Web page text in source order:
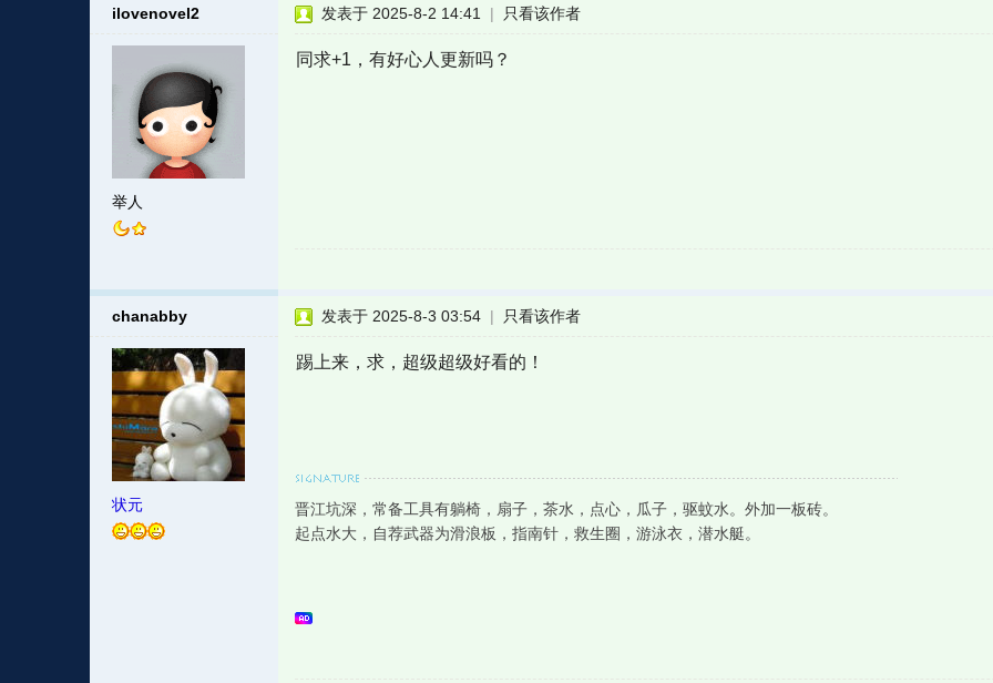
ilovenovel2
举人
发表于 2025-8-2 14:41 | 只看该作者
同求+1，有好心人更新吗？
chanabby
状元
发表于 2025-8-3 03:54 | 只看该作者
踢上来，求，超级超级好看的！
晋江坑深，常备工具有躺椅，扇子，茶水，点心，瓜子，驱蚊水。外加一板砖。
起点水大，自荐武器为滑浪板，指南针，救生圈，游泳衣，潜水艇。